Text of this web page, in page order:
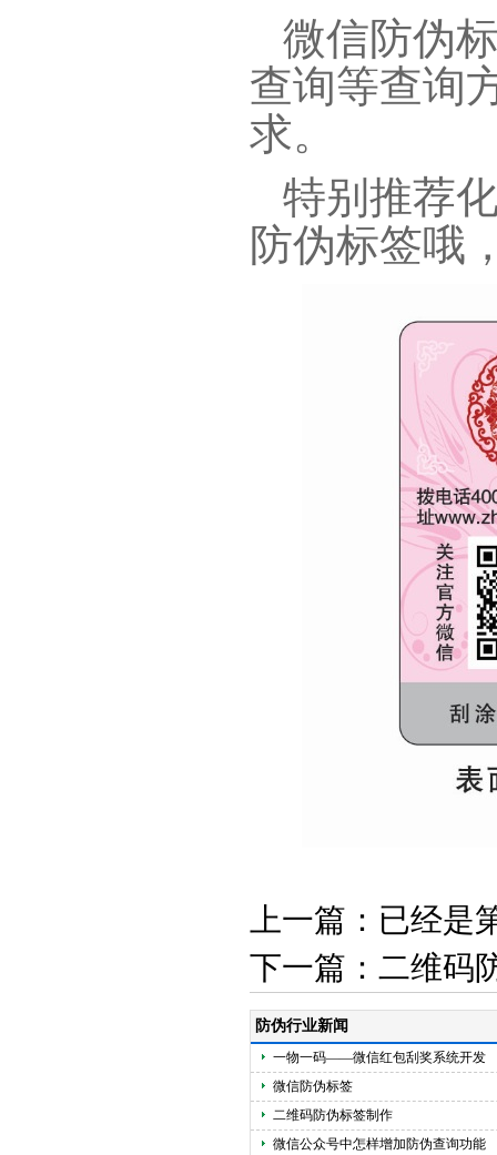
微信防伪
查询等查询
求。
特别推荐
防伪标签哦
上一篇：已经是
下一篇： 二维码
防伪行业新闻
一物一码——微信红包刮奖系统开发
微信防伪标签
二维码防伪标签制作
微信公众号中怎样增加防伪查询功能